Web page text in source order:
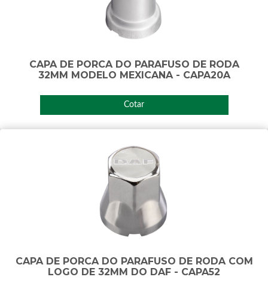
CAPA DE PORCA DO PARAFUSO DE RODA
32MM MODELO MEXICANA - CAPA20A
Cotar
CAPA DE PORCA DO PARAFUSO DE RODA COM
LOGO DE 32MM DO DAF - CAPA52